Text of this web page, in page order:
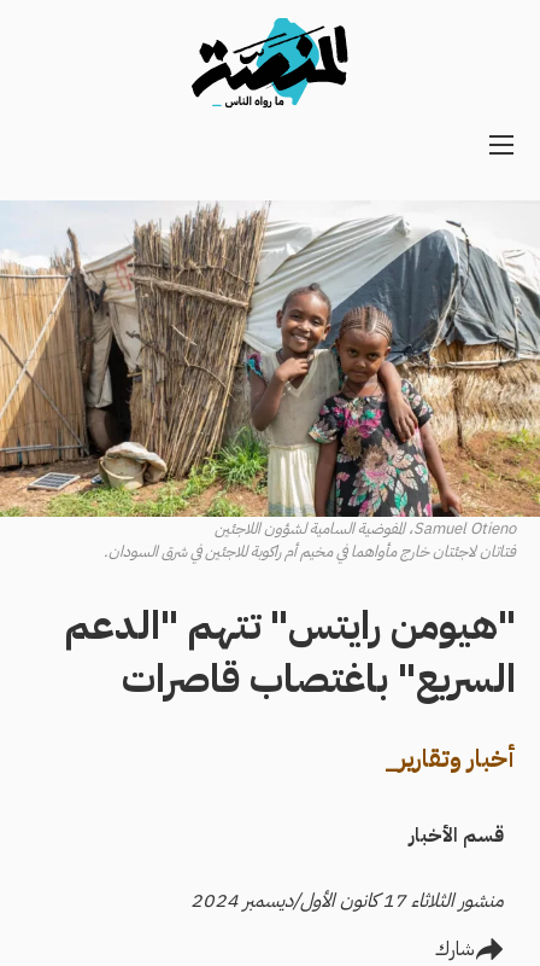
Main
Secondary
Navigation
Samuel Otieno، المفوضية السامية لشؤون اللاجئين
فتاتان لاجئتان خارج مأواهما في مخيم أم راكوبة للاجئين في شرق السودان.
"هيومن رايتس" تتهم "الدعم
السريع" باغتصاب قاصرات
أخبار وتقارير_
قسم الأخبار
منشور الثلاثاء 17 كانون الأول/ديسمبر 2024
شارك